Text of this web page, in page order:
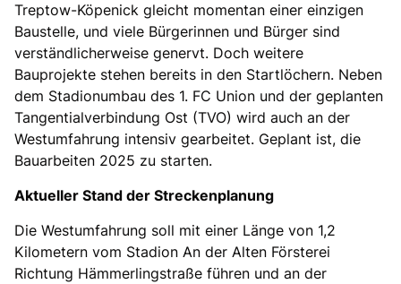
Treptow-Köpenick gleicht momentan einer einzigen
Baustelle, und viele Bürgerinnen und Bürger sind
verständlicherweise genervt. Doch weitere
Bauprojekte stehen bereits in den Startlöchern. Neben
dem Stadionumbau des 1. FC Union und der geplanten
Tangentialverbindung Ost (TVO) wird auch an der
Westumfahrung intensiv gearbeitet. Geplant ist, die
Bauarbeiten 2025 zu starten.
Aktueller Stand der Streckenplanung
Die Westumfahrung soll mit einer Länge von 1,2
Kilometern vom Stadion An der Alten Försterei
Richtung Hämmerlingstraße führen und an der